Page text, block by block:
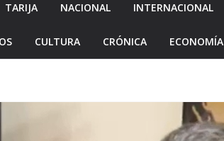
TARIJA NACIONAL INTERNACIONAL
CULTURA CRÓNICA ECONOMÍA